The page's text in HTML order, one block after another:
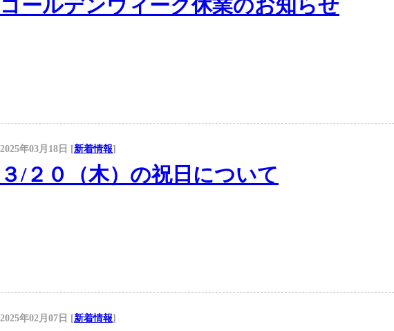
ゴールデンウィーク休業のお知らせ
2025年03月18日 [新着情報]
３/２０（木）の祝日について
2025年02月07日 [新着情報]